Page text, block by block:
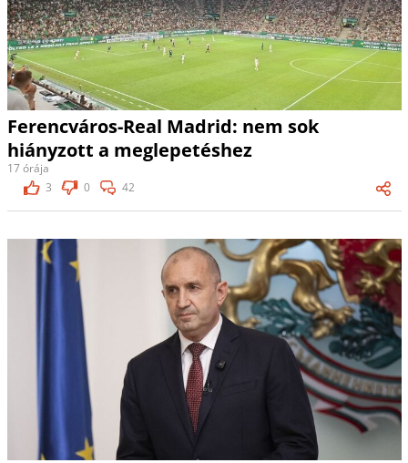
Ferencváros-Real Madrid: nem sok
hiányzott a meglepetéshez
17 órája
3
0 42